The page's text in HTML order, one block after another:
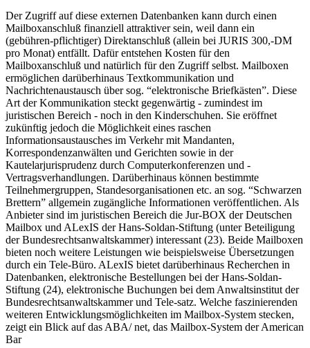
Der Zugriff auf diese externen Datenbanken kann durch einen
Mailboxanschluß finanziell attraktiver sein, weil dann ein
(gebühren-pflichtiger) Direktanschluß (allein bei JURIS 300,-DM
pro Monat) entfällt. Dafür entstehen Kosten für den
Mailboxanschluß und natürlich für den Zugriff selbst. Mailboxen
ermöglichen darüberhinaus Textkommunikation und
Nachrichtenaustausch über sog. “elektronische Briefkästen”. Diese
Art der Kommunikation steckt gegenwärtig - zumindest im
juristischen Bereich - noch in den Kinderschuhen. Sie eröffnet
zukünftig jedoch die Möglichkeit eines raschen
Informationsaustausches im Verkehr mit Mandanten,
Korrespondenzanwälten und Gerichten sowie in der
Kautelarjurisprudenz durch Computerkonferenzen und -
Vertragsverhandlungen. Darüberhinaus können bestimmte
Teilnehmergruppen, Standesorganisationen etc. an sog. “Schwarzen
Brettern” allgemein zugängliche Informationen veröffentlichen. Als
Anbieter sind im juristischen Bereich die Jur-BOX der Deutschen
Mailbox und ALexIS der Hans-Soldan-Stiftung (unter Beteiligung
der Bundesrechtsanwaltskammer) interessant (23). Beide Mailboxen
bieten noch weitere Leistungen wie beispielsweise Übersetzungen
durch ein Tele-Büro. ALexIS bietet darüberhinaus Recherchen in
Datenbanken, elektronische Bestellungen bei der Hans-Soldan-
Stiftung (24), elektronische Buchungen bei dem Anwaltsinstitut der
Bundesrechtsanwaltskammer und Tele-satz. Welche faszinierenden
weiteren Entwicklungsmöglichkeiten im Mailbox-System stecken,
zeigt ein Blick auf das ABA/ net, das Mailbox-System der American
Bar